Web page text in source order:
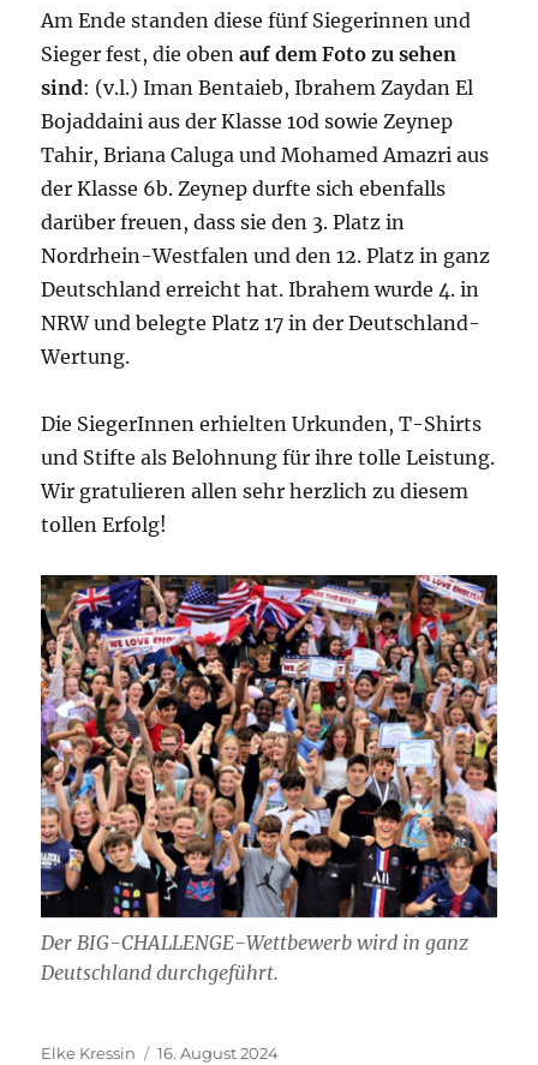
Am Ende standen diese fünf Siegerinnen und
Sieger fest, die obenauf dem Foto zu sehen
sind: (v.l.) Iman Bentaieb, Ibrahem Zaydan El
Bojaddaini aus der Klasse 10d sowie Zeynep
Tahir, Briana Caluga und Mohamed Amazri aus
der Klasse 6b. Zeynep durfte sich ebenfalls
darüber freuen, dass sie den 3. Platz in
Nordrhein-Westfalen und den 12. Platz in ganz
Deutschland erreicht hat. Ibrahem wurde 4. in
NRW und belegte Platz 17 in der Deutschland-
Wertung.
Die SiegerInnen erhielten Urkunden, T-Shirts
und Stifte als Belohnung für ihre tolle Leistung.
Wir gratulieren allen sehr herzlich zu diesem
tollen Erfolg!
Der BIG-CHALLENGE-Wettbewerb wird in ganz
Deutschland durchgeführt.
Autor
Elke Kressin
Veröffentlicht
16. August 2024